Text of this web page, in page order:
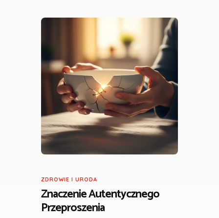
ZDROWIE I URODA
Znaczenie Autentycznego
Przeproszenia